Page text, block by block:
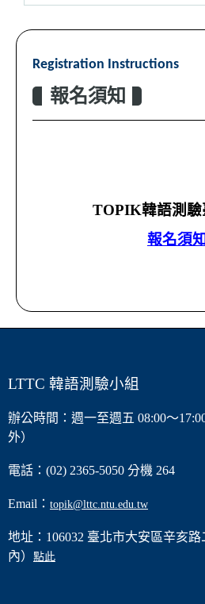
Registration Instructions
報名須知
TOPIK韓語測驗
報名須知
LTTC 韓語測驗小組
辦公時間：週一至週五 08:00～
外）
電話：(02) 2365-5050 分機 264
Email： topik@lttc.ntu.edu.tw
地址：106032 臺北市大安區辛亥
內） 點此